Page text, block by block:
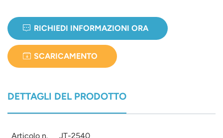
RICHIEDI INFORMAZIONI ORA
SCARICAMENTO
DETTAGLI DEL PRODOTTO
Articolo n. JT-2540